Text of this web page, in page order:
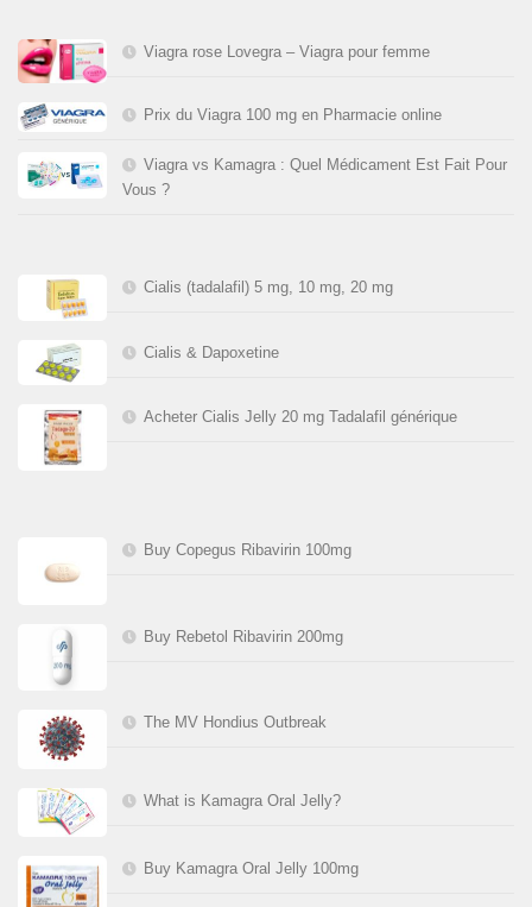
Viagra rose Lovegra – Viagra pour femme
Prix du Viagra 100 mg en Pharmacie online
Viagra vs Kamagra : Quel Médicament Est Fait Pour
Vous ?
Cialis (tadalafil) 5 mg, 10 mg, 20 mg
Cialis & Dapoxetine
Acheter Cialis Jelly 20 mg Tadalafil générique
Buy Copegus Ribavirin 100mg
Buy Rebetol Ribavirin 200mg
The MV Hondius Outbreak
What is Kamagra Oral Jelly?
Buy Kamagra Oral Jelly 100mg